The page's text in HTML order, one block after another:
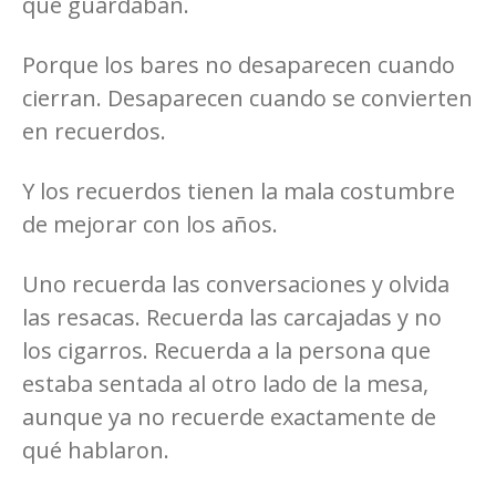
Porque los bares no desaparecen cuando
cierran. Desaparecen cuando se convierten
en recuerdos.
Y los recuerdos tienen la mala costumbre
de mejorar con los años.
Uno recuerda las conversaciones y olvida
las resacas. Recuerda las carcajadas y no
los cigarros. Recuerda a la persona que
estaba sentada al otro lado de la mesa,
aunque ya no recuerde exactamente de
qué hablaron.